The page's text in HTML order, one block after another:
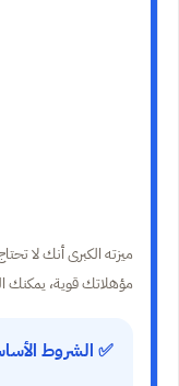
ميزته الكبرى أنك لا
مؤهلاتك قوية، يمكنك
✅ الشروط